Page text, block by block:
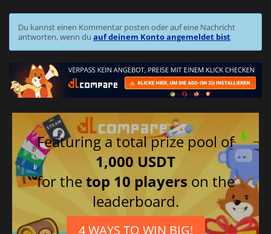
Du kannst einen Kommentar posten oder auf eine Nachricht
antworten, wenn du auf deinem Konto angemeldet bist
Featuring a total prize pool of
1,000 USDT
for thetop 10 players on the
leaderboard.
4 WAYS TO WIN BIG!